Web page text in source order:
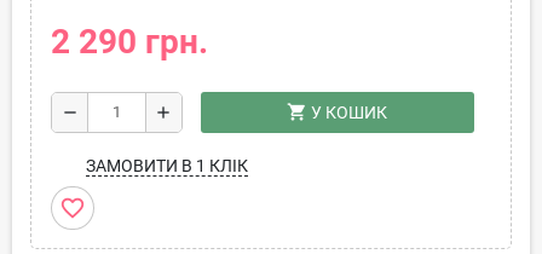
2 290 грн.
remove add shopping_cart У КОШИК
ЗАМОВИТИ В 1 КЛІК
favorite_border